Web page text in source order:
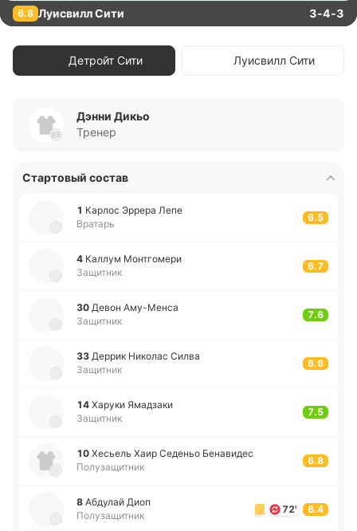
6.8 Луисвилл Сити 3-4-3
Детройт Сити Луисвилл Сити
Дэнни Дикьо
Тренер
Стартовый состав
1 Карлос Эррера Лепе
Вратарь
6.5
4 Каллум Мо­нтго­ме­ри
Защитник
6.7
30 Девон Аму­-Ме­нса
Защитник
7.6
33 Деррик Ни­ко­лас Силва
Защитник
6.6
14 Харуки Яма­дза­ки
Защитник
7.5
10 Хе­сьель Хаир Се­де­ньо Бе­на­ви­дес
Полузащитник
6.8
8 Абду­лай Диоп
Полузащитник
72' 6.4